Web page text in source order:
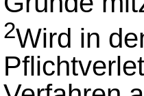
2Wird in